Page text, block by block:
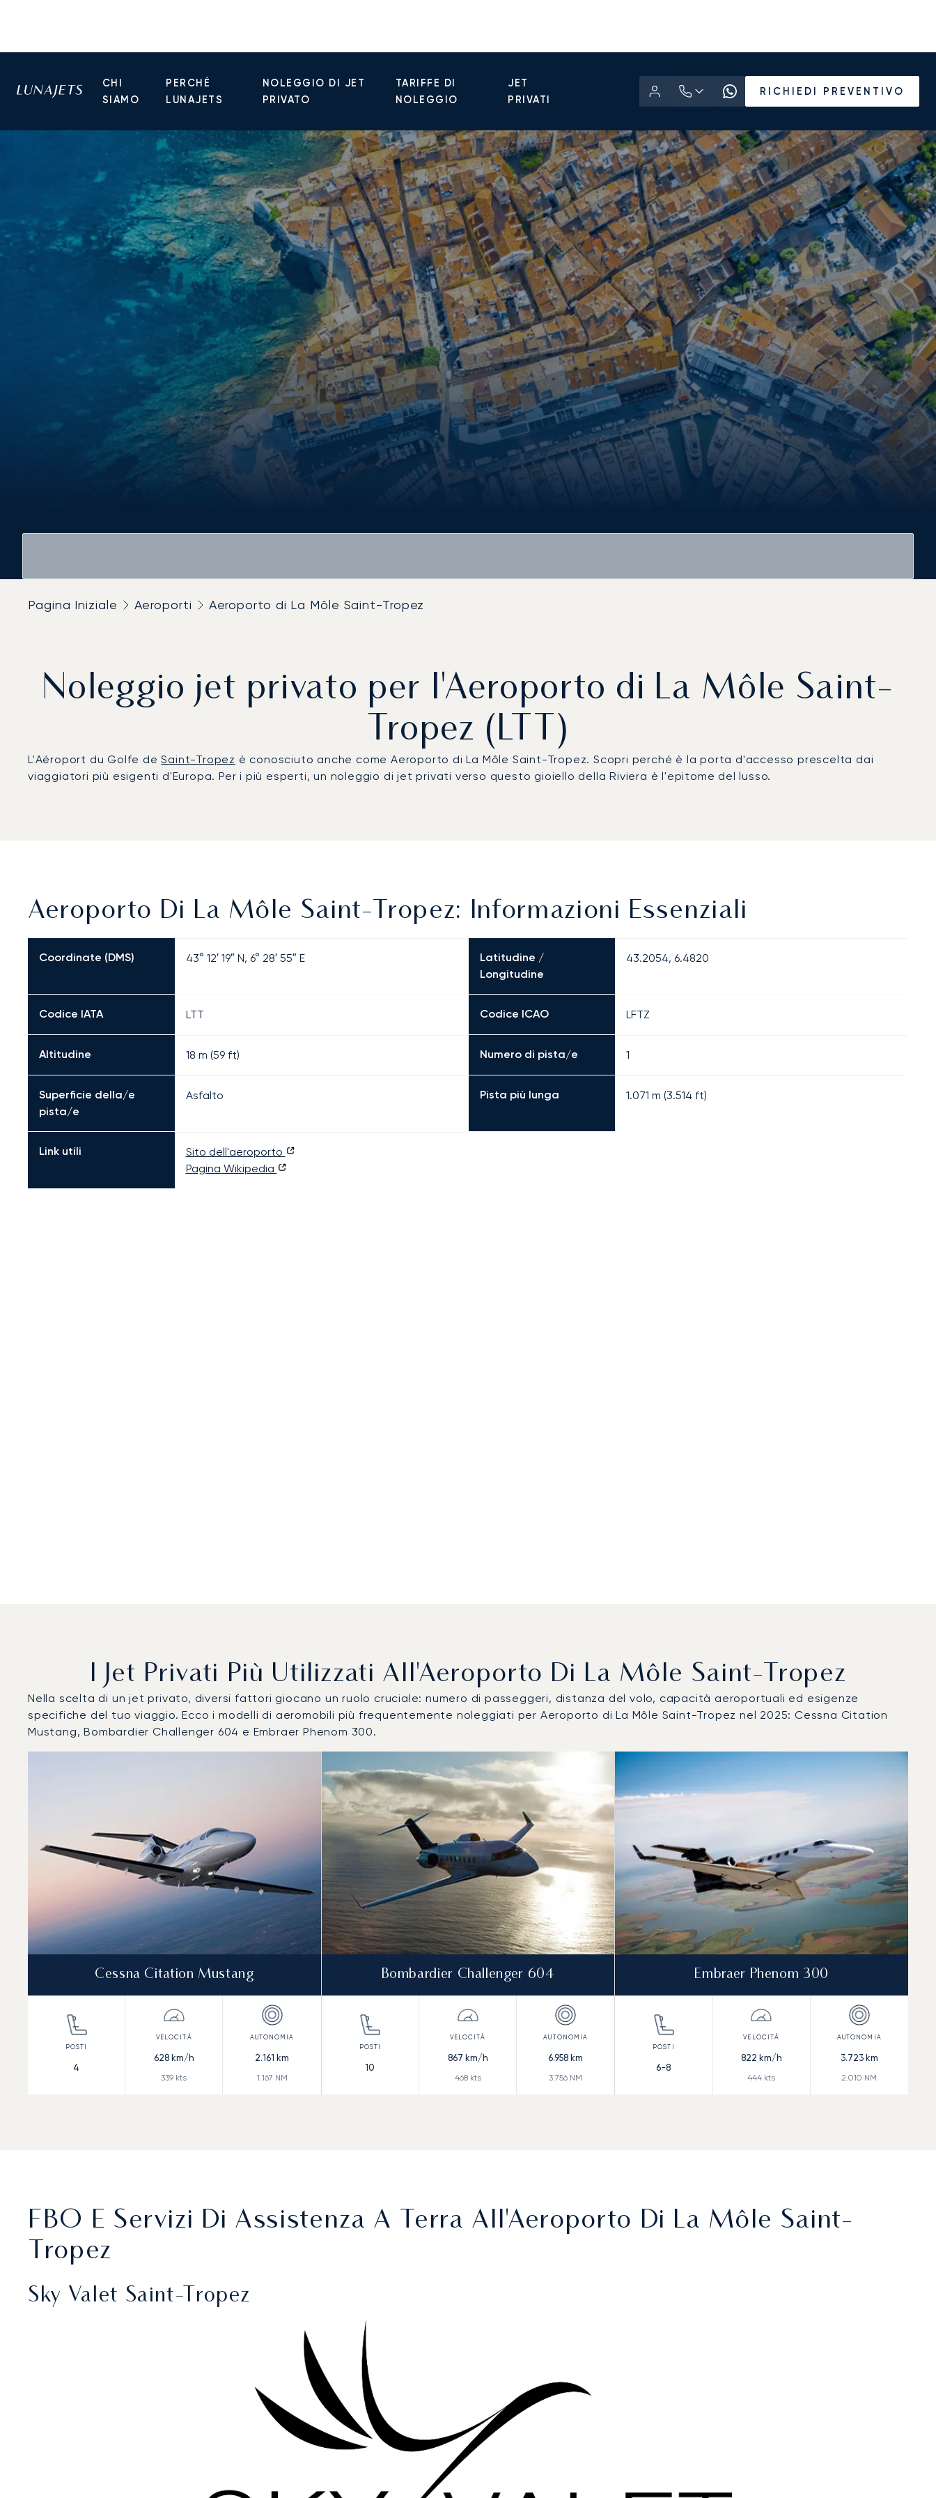
CHI
SIAMO
PERCHÉ
LUNAJETS
NOLEGGIO DI JET
PRIVATO
TARIFFE DI
NOLEGGIO
JET
PRIVATI
RICHIEDI PREVENTIVO
Pagina Iniziale Aeroporti Aeroporto di La Môle Saint-Tropez
Noleggio jet privato per l'Aeroporto di La Môle Saint-
Tropez (LTT)
L'Aéroport du Golfe deSaint-Tropez è conosciuto anche come Aeroporto di La Môle Saint-Tropez. Scopri perché è la porta d'accesso prescelta dai
viaggiatori più esigenti d'Europa. Per i più esperti, un noleggio di jet privati verso questo gioiello della Riviera è l'epitome del lusso.
Aeroporto Di La Môle Saint-Tropez: Informazioni Essenziali
Coordinate (DMS) 43° 12′ 19″ N, 6° 28′ 55″ E
Latitudine /
Longitudine
43.2054, 6.4820
Codice IATA LTT Codice ICAO LFTZ
Altitudine 18 m (59 ft) Numero di pista/e 1
Superficie della/e
pista/e
Asfalto Pista più lunga 1.071 m (3.514 ft)
Link utili
Sito dell'aeroporto
Pagina Wikipedia
I Jet Privati Più Utilizzati All'Aeroporto Di La Môle Saint-Tropez
Nella scelta di un jet privato, diversi fattori giocano un ruolo cruciale: numero di passeggeri, distanza del volo, capacità aeroportuali ed esigenze
specifiche del tuo viaggio. Ecco i modelli di aeromobili più frequentemente noleggiati per Aeroporto di La Môle Saint-Tropez nel 2025: Cessna Citation
Mustang, Bombardier Challenger 604 e Embraer Phenom 300.
Aeroporto di La Môle Saint-Tropez : I 3 modelli di aeromobile più utilizzati per numero di movimenti volo nel 2025
Autonomia (km)
Cessna Citation Mustang
4
628km/h
339 kts
2.161 km
1.167 NM
Bombardier Challenger 604
10
867 km/h
468kts
6.958 km
3.756 NM
Embraer Phenom 300
6-8
822 km/h
444 kts
3.723km
2.010 NM
FBO E Servizi Di Assistenza A Terra All'Aeroporto Di La Môle Saint-
Tropez
Sky Valet Saint-Tropez